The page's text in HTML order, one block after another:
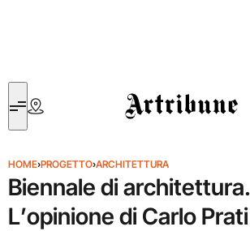
Artribune
HOME›PROGETTO›ARCHITETTURA
Biennale di architettura.
L’opinione di Carlo Prati